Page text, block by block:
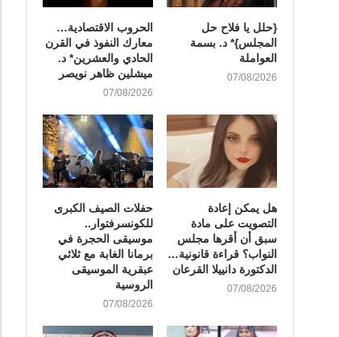
{حلل يا فلاح حل
المجلس}* د. بسمة
العواملة
07/08/2026
الحروب الاقتصادية…
معارك النفوذ في القرن
الحادي والعشرين* د.
ميشلين ظاهر نويصر
07/08/2026
هل يمكن إعادة
التصويت على مادة
سبق أن أقرها مجلس
النواب؟ قراءة قانونية…
الدكتورة دانييلا القرعان
07/08/2026
​حفلات الصيف الكبرى
للكونسرفتوار..
موسيقى الحجرة في
برمانا الغابة مع ثلاثي
عبقرية الموسيقى
الروسية
07/08/2026